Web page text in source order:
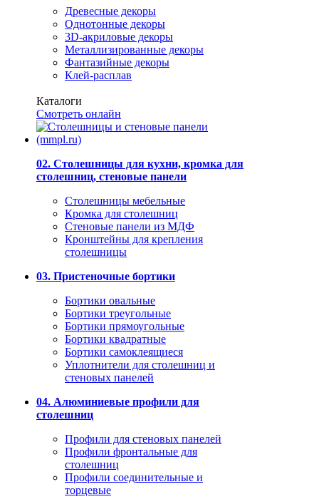
Древесные декоры
Однотонные декоры
3D-акриловые декоры
Металлизированные декоры
Фантазийные декоры
Клей-расплав
Каталоги
Смотреть онлайн
02. Столешницы для кухни, кромка для
столешниц, стеновые панели
Столешницы мебельные
Кромка для столешниц
Стеновые панели из МДФ
Кронштейны для крепления
столешницы
03. Пристеночные бортики
Бортики овальные
Бортики треугольные
Бортики прямоугольные
Бортики квадратные
Бортики самоклеящиеся
Уплотнители для столешниц и
стеновых панелей
04. Алюминиевые профили для
столешниц
Профили для стеновых панелей
Профили фронтальные для
столешниц
Профили соединительные и
торцевые